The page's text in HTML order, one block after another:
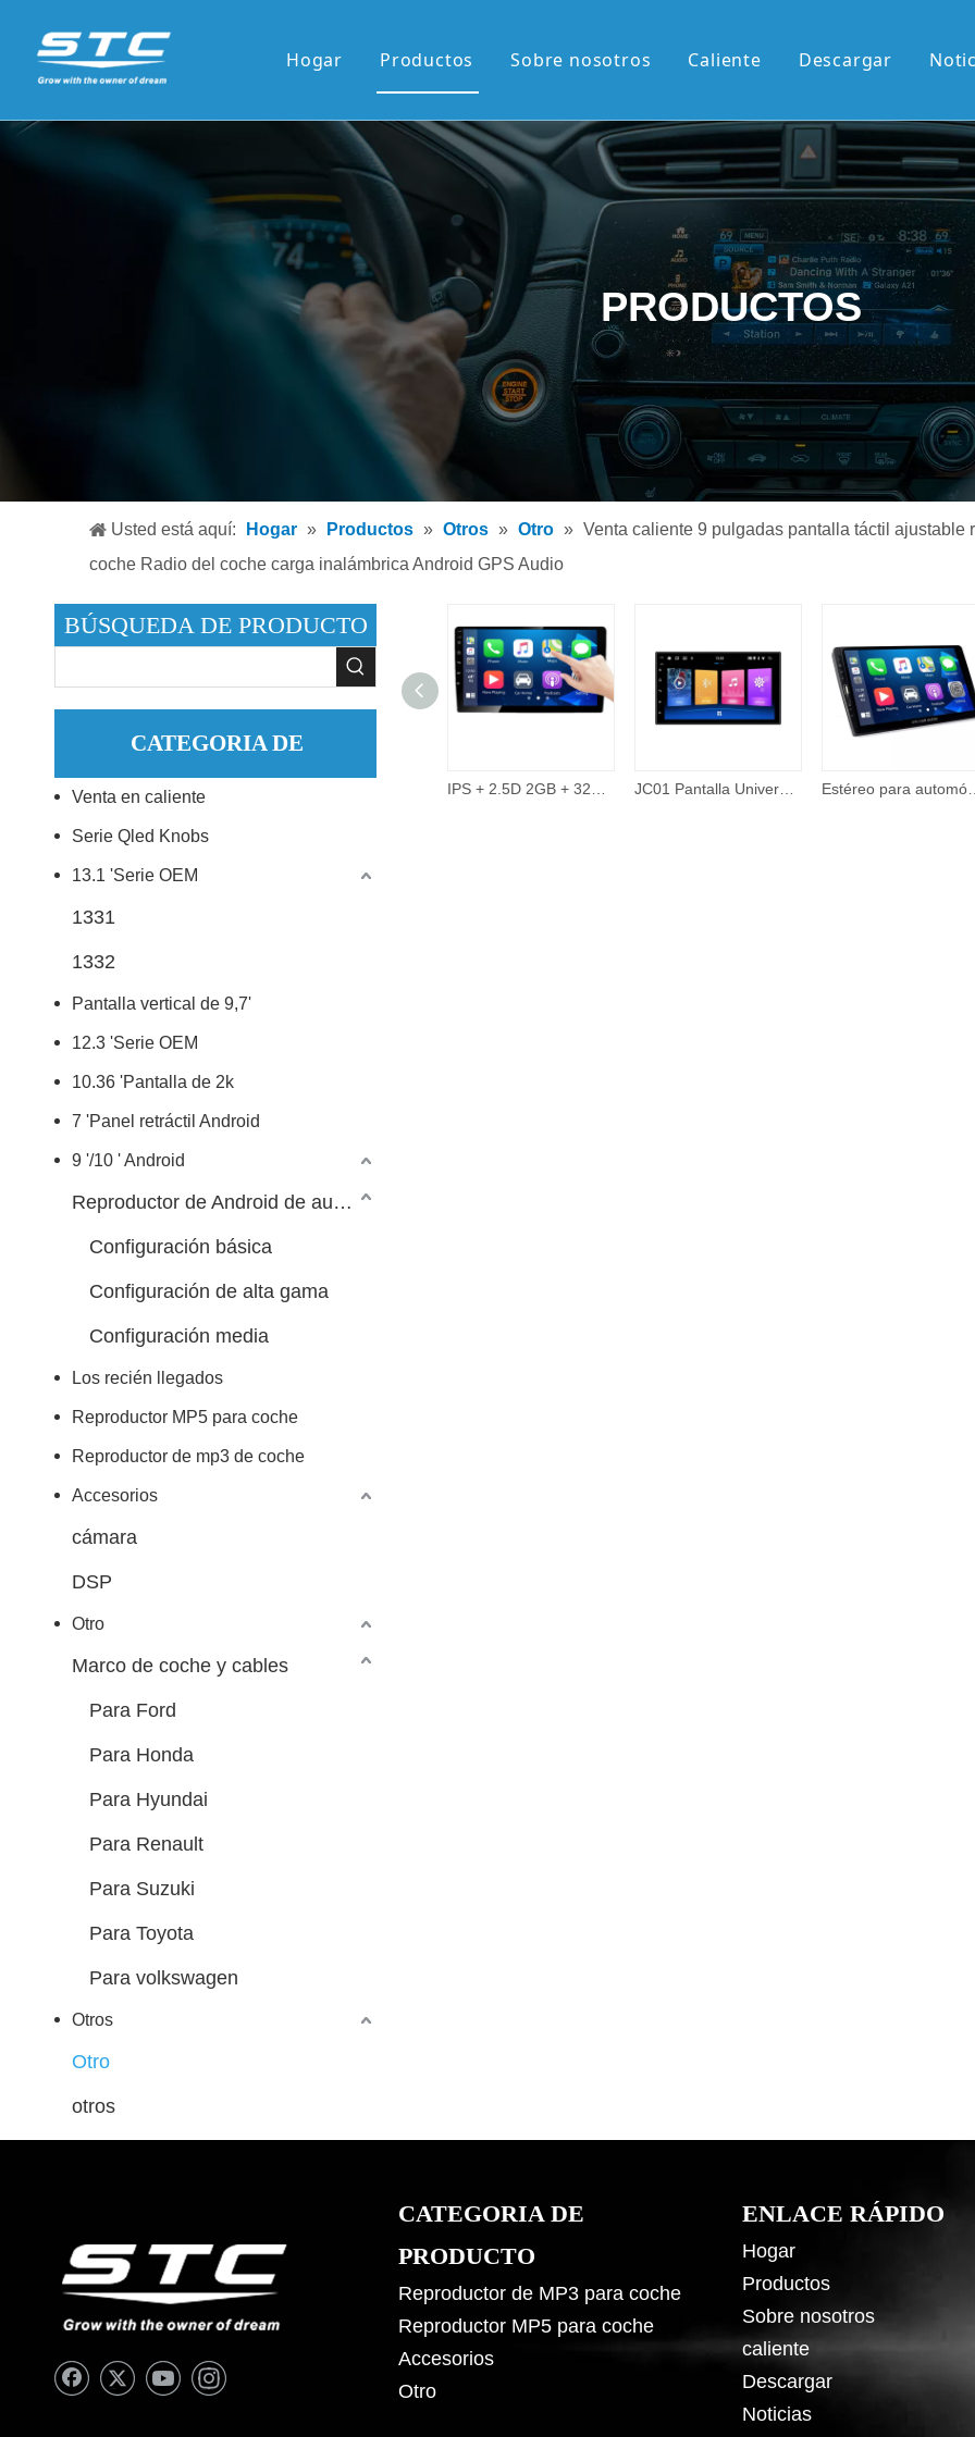
Hogar Productos
Serie OEM de 13,1'
Serie OEM de 12,3'
Pantalla 2K de 10,36'
Pantalla vertical de 9,7'
7'panel retráctil Android
9'/10'android
Los recién llegados
Reproductor de MP3 para coche
Sobre nosotros Caliente Descargar
PRODUCTOS
Usted está aquí: Hogar » Productos » Otros » Otro » Venta caliente 9 pulgadas pantalla táctil ajustable
coche Radio del coche carga inalámbrica Android GPS Audio
BÚSQUEDA DE PRODUCTO
CATEGORIA DE
PRODUCTO
Venta en caliente
Serie Qled Knobs
13.1 'Serie OEM
1331
1332
Pantalla vertical de 9,7'
12.3 'Serie OEM
10.36 'Pantalla de 2k
7 'Panel retráctil Android
9 '/10 ' Android
Reproductor de Android de automóvil 7/9/10 pulgadas
Configuración básica
Configuración de alta gama
Configuración media
Los recién llegados
Reproductor MP5 para coche
Reproductor de mp3 de coche
Accesorios
cámara
DSP
Otro
Marco de coche y cables
Para Ford
Para Honda
Para Hyundai
Para Renault
Para Suzuki
Para Toyota
Para volkswagen
Otros
Otro
otros
CATEGORIA DE
PRODUCTO
Reproductor de MP3 para coche
Reproductor MP5 para coche
Accesorios
Otro
ENLACE RÁPIDO
Hogar
Productos
Sobre nosotros
caliente
Descargar
Noticias